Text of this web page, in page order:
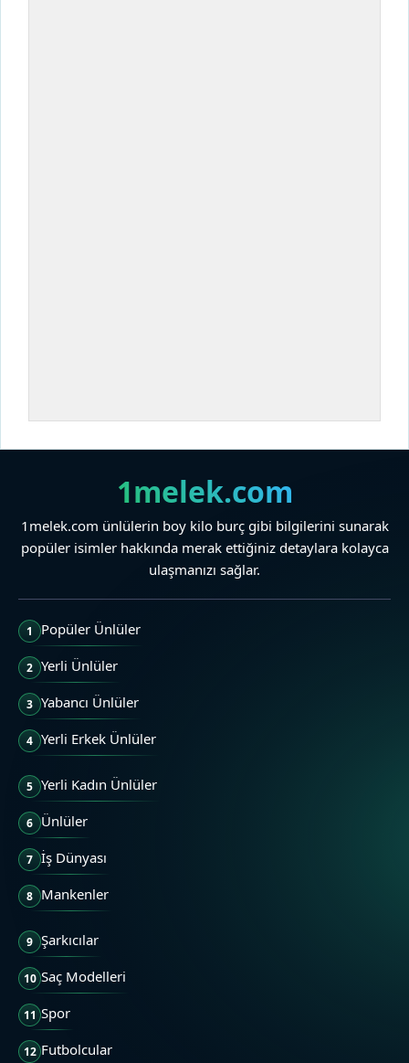
1melek.com
1melek.com ünlülerin boy kilo burç gibi bilgilerini sunarak
popüler isimler hakkında merak ettiğiniz detaylara kolayca
ulaşmanızı sağlar.
1 Popüler Ünlüler
2 Yerli Ünlüler
3 Yabancı Ünlüler
4 Yerli Erkek Ünlüler
5 Yerli Kadın Ünlüler
6 Ünlüler
7 İş Dünyası
8 Mankenler
9 Şarkıcılar
10 Saç Modelleri
11 Spor
12 Futbolcular